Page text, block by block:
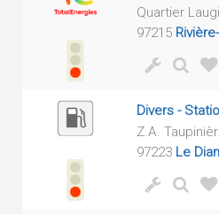
Quartier
97215
Divers -
Z.A.
97223 Le